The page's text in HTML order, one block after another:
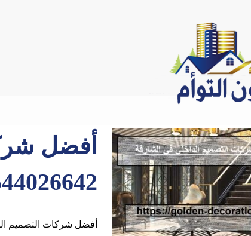
أفضل
أفضل شركات التصميم الداخلي في الشارقة |